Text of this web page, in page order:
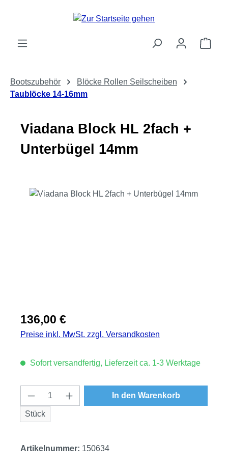
Zum Hauptinhalt springen
Bootszubehör
Blöcke Rollen Seilscheiben
Taublöcke 14-16mm
Viadana Block HL 2fach +
Unterbügel 14mm
Bildergalerie überspringen
Regulärer Preis:
136,00 €
Preise inkl. MwSt. zzgl. Versandkosten
Sofort versandfertig, Lieferzeit ca. 1-3 Werktage
Produkt Anzahl: Gib den gewünschten
Stück
In den Warenkorb
Artikelnummer: 150634